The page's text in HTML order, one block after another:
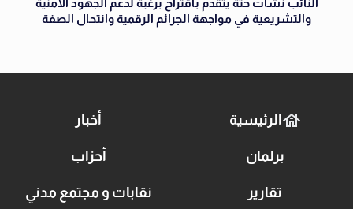
والتشريعية في مواجهة الجرائم الرقمية وانتحال الصفة
الرئيسية أخبار
برلمان أحزاب
تقارير نقابات و مجتمع مدني